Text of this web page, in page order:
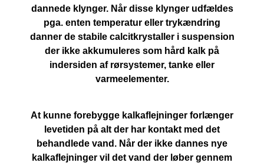
dannede klynger. Når disse klynger udfældes
pga. enten temperatur eller trykændring
danner de stabile calcitkrystaller i suspension
der ikke akkumuleres som hård kalk på
indersiden af rørsystemer, tanke eller
varmeelementer.
At kunne forebygge kalkaflejninger forlænger
levetiden på alt der har kontakt med det
behandlede vand. Når der ikke dannes nye
kalkaflejninger vil det vand der løber gennem